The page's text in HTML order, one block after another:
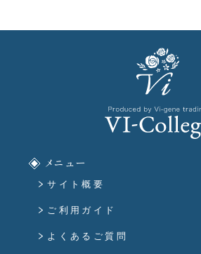
メニュー
サイト概要
ご利用ガイド
よくあるご質問